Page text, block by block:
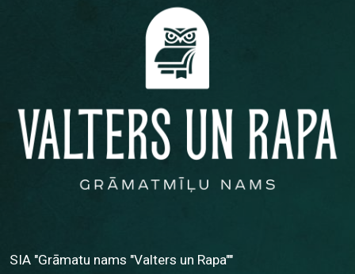
SIA "Grāmatu nams "Valters un Rapa""